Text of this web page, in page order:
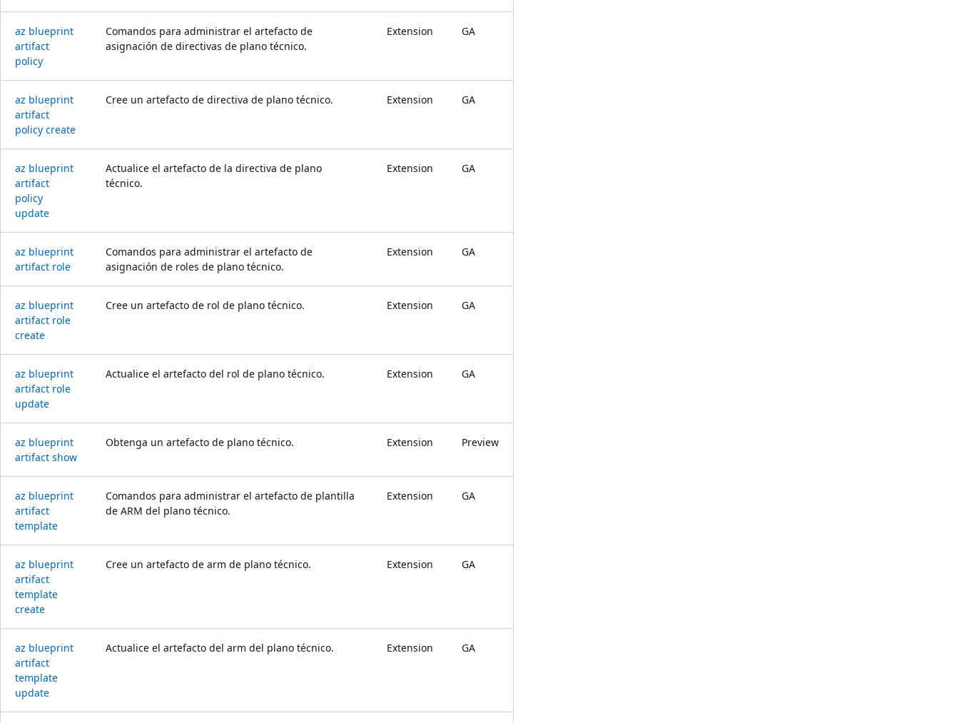
az blueprint
artifact
policy
Comandos para administrar el artefacto de
asignación de directivas de plano técnico.
Extension GA
az blueprint
artifact
policy create
Cree un artefacto de directiva de plano técnico. Extension GA
az blueprint
artifact
policy
update
Actualice el artefacto de la directiva de plano
técnico.
Extension GA
az blueprint
artifact role
Comandos para administrar el artefacto de
asignación de roles de plano técnico.
Extension GA
az blueprint
artifact role
create
Cree un artefacto de rol de plano técnico. Extension GA
az blueprint
artifact role
update
Actualice el artefacto del rol de plano técnico. Extension GA
az blueprint
artifact show
Obtenga un artefacto de plano técnico. Extension Preview
az blueprint
artifact
template
Comandos para administrar el artefacto de plantilla
de ARM del plano técnico.
Extension GA
az blueprint
artifact
template
create
Cree un artefacto de arm de plano técnico. Extension GA
az blueprint
artifact
template
update
Actualice el artefacto del arm del plano técnico. Extension GA